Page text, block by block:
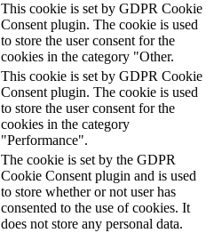
This cookie is set by GDPR Cookie
Consent plugin. The cookie is used
to store the user consent for the
cookies in the category "Other.
This cookie is set by GDPR Cookie
Consent plugin. The cookie is used
to store the user consent for the
cookies in the category
"Performance".
The cookie is set by the GDPR
Cookie Consent plugin and is used
to store whether or not user has
consented to the use of cookies. It
does not store any personal data.